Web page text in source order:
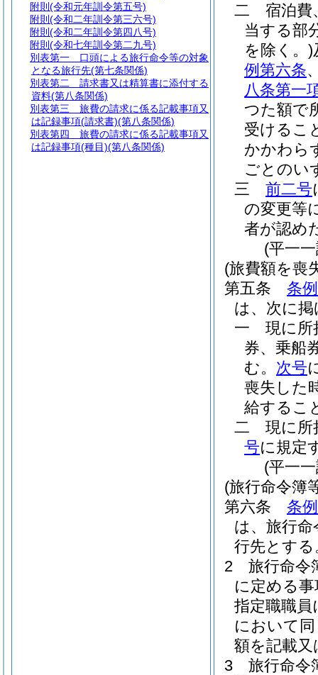
二
宿泊費
当する部
を除く。)
例第六条
八条第一
つた額で
受けるこ
かかわら
ごとのい
三
前二号
の変更等
者が認め
(平一
(旅費額を喪
第五条
条
は、次に
一
現に所
券、乗船
む。 次号
喪失した
給するこ
二
現に所
号に規定
(平一
(旅行命令簿
第六条
条
は、旅行命
行先とする
2
旅行命令
に定める
指定職職
において
額を記載
3
旅行命令
附則 (令和元年訓令第五号)
附則 (令和二年訓令第三六号)
附則 (令和二年訓令第四八号)
附則 (令和七年訓令第二九号)
別表第一 口頭による旅行命令等の対象
となる旅行先(第七条関係)
別表第二
請求書又は精算書に添付する
資料(第八条関係)
別表第三 旅費の請求に係る記載事項又
は記録事項(請求書)(第八条関係)
別表第四 旅費の請求に係る記載事項又
は記録事項(種目)(第八条関係)